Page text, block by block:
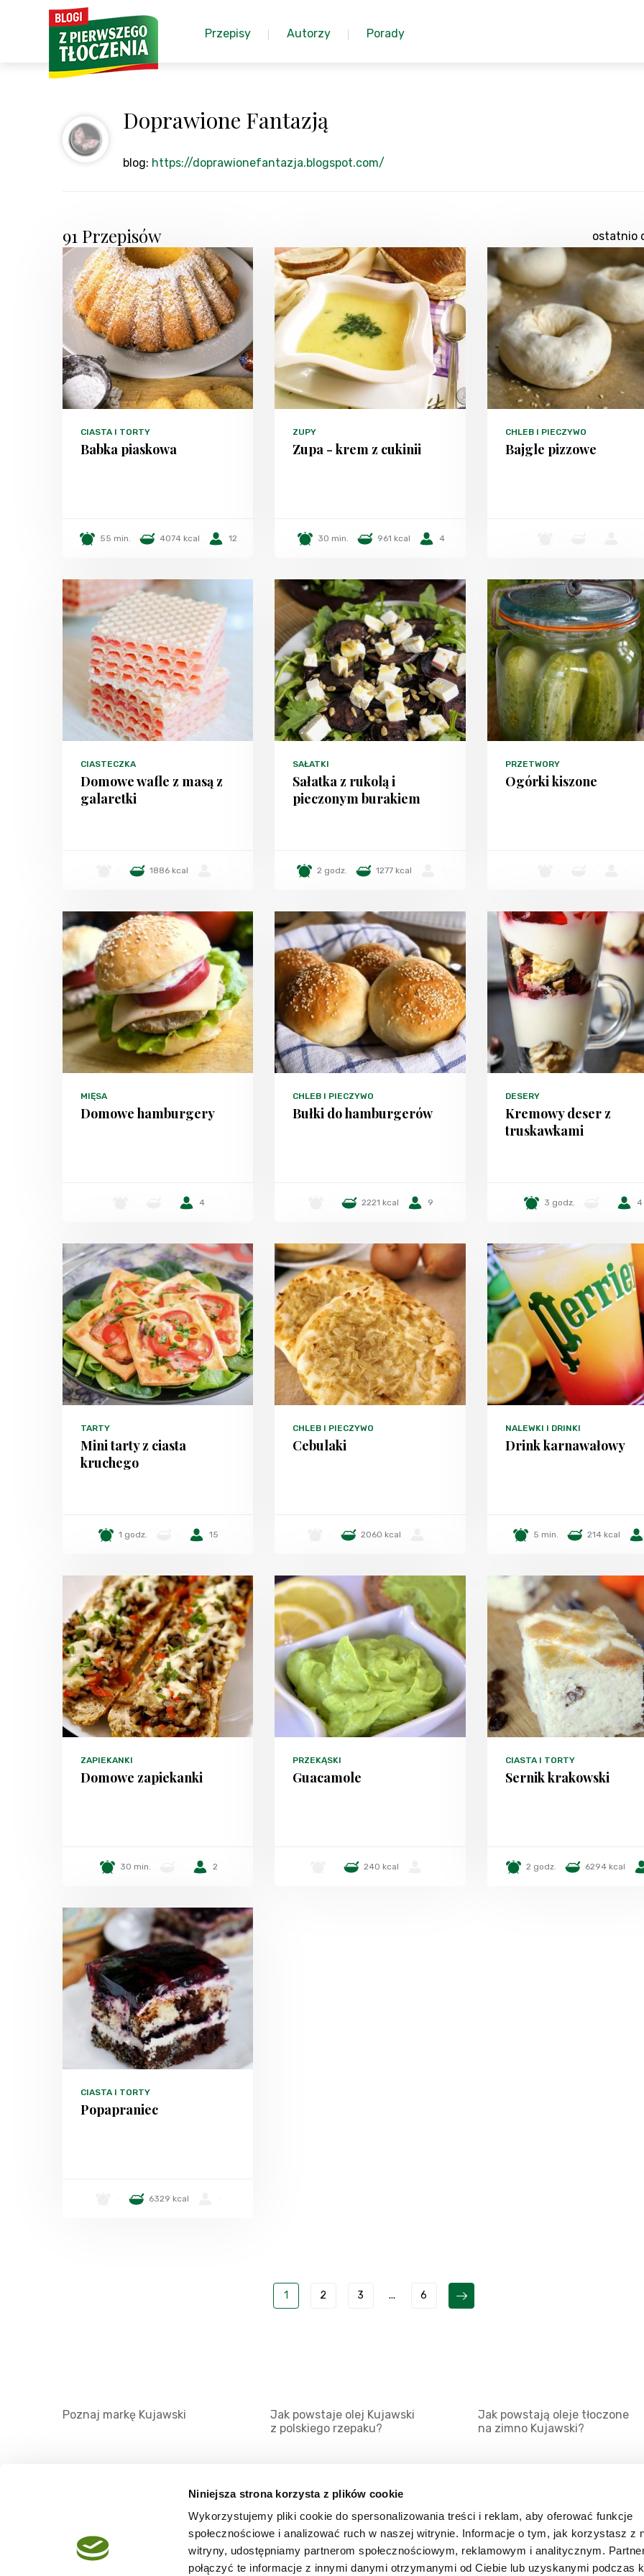
Niniejsza strona korzysta z plików cookie
Wykorzystujemy pliki cookie do spersonalizowania treści i reklam, aby oferować funkcje
społecznościowe i analizować ruch w naszej witrynie. Informacje o tym, jak korzystasz z
witryny, udostępniamy partnerom społecznościowym, reklamowym i analitycznym.
połączyć te informacje z innymi danymi otrzymanymi od Ciebie lub uzyskanymi podczas
Przepisy Autorzy Porady
Doprawione Fantazją
blog: https://doprawionefantazja.blogspot.com/
91 Przepisów ostatnio
CIASTA I TORTY
Babka piaskowa
55 min. 4074 kcal 12
ZUPY
Zupa - krem z cukinii
30 min. 961 kcal 4
CHLEB I PIECZYWO
Bajgle pizzowe
CIASTECZKA
Domowe wafle z masą z
galaretki
1886 kcal
SAŁATKI
Sałatka z rukolą i
pieczonym burakiem
2 godz. 1277 kcal
PRZETWORY
Ogórki kiszone
MIĘSA
Domowe hamburgery
4
CHLEB I PIECZYWO
Bułki do hamburgerów
2221 kcal 9
DESERY
Kremowy deser z
truskawkami
3 godz. 4
TARTY
Mini tarty z ciasta
kruchego
1 godz. 15
CHLEB I PIECZYWO
Cebulaki
2060 kcal
NALEWKI I DRINKI
Drink karnawałowy
5 min. 214 kcal
ZAPIEKANKI
Domowe zapiekanki
30 min. 2
PRZEKĄSKI
Guacamole
240 kcal
CIASTA I TORTY
Sernik krakowski
2 godz. 6294 kcal
CIASTA I TORTY
Popapraniec
6329 kcal
1 2 3 ... 6
Poznaj markę Kujawski
Jak powstaje olej Kujawski
z polskiego rzepaku?
Jak powstają oleje tłoczone
na zimno Kujawski?
Regulamin
Mapa serwisu
Kanały RSS